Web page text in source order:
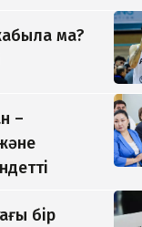
ма?
–
бір